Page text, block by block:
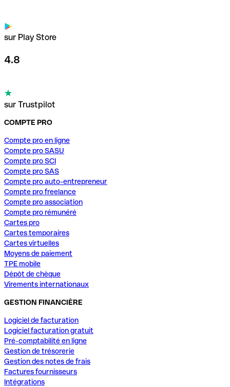
sur Play Store
4.8
sur Trustpilot
COMPTE PRO
Compte pro en ligne
Compte pro SASU
Compte pro SCI
Compte pro SAS
Compte pro auto-entrepreneur
Compte pro freelance
Compte pro association
Compte pro rémunéré
Cartes pro
Cartes temporaires
Cartes virtuelles
Moyens de paiement
TPE mobile
Dépôt de chèque
Virements internationaux
GESTION FINANCIÈRE
Logiciel de facturation
Logiciel facturation gratuit
Pré-comptabilité en ligne
Gestion de trésorerie
Gestion des notes de frais
Factures fournisseurs
Intégrations